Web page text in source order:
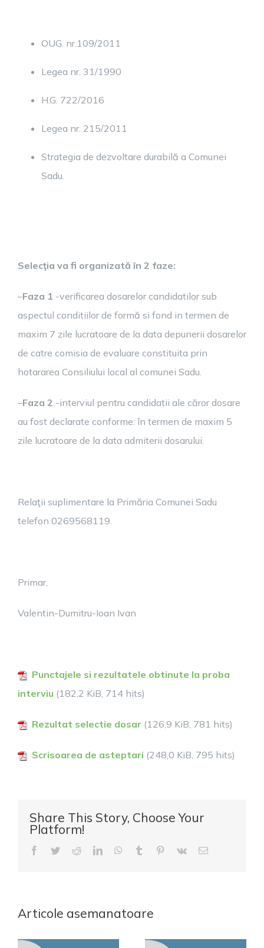
OUG. nr.109/2011
Legea nr. 31/1990
H.G. 722/2016
Legea nr. 215/2011
Strategia de dezvoltare durabilă a Comunei
Sadu.
Selecţia va fi organizată în 2 faze:
–Faza 1 -verificarea dosarelor candidatilor sub
aspectul conditiilor de formă si fond in termen de
maxim 7 zile lucratoare de la data depunerii dosarelor
de catre comisia de evaluare constituita prin
hotararea Consiliului local al comunei Sadu.
–Faza 2 -interviul pentru candidatii ale căror dosare
au fost declarate conforme: în termen de maxim 5
zile lucratoare de la data admiterii dosarului.
Relaţii suplimentare la Primăria Comunei Sadu
telefon 0269568119.
Primar,
Valentin-Dumitru-Ioan Ivan
Punctajele si rezultatele obtinute la proba
interviu (182,2 KiB, 714 hits)
Rezultat selectie dosar (126,9 KiB, 781 hits)
Scrisoarea de asteptari (248,0 KiB, 795 hits)
Share This Story, Choose Your
Platform!
Facebook
TwitterRedditLinkedInWhatsApp
Tumblr Pinterest
Vk
E-
Articole asemanatoare